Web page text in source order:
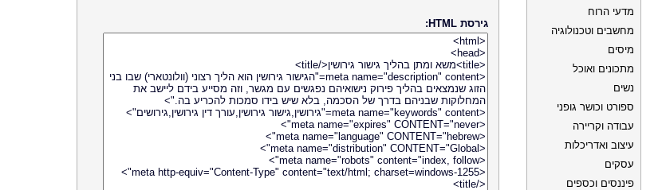
גירסת HTML:
מדעי הרוח
מחשבים וטכנולוגיה
מיסים
מתכונים ואוכל
נשים
ספורט וכושר גופני
עבודה וקריירה
עיצוב ואדריכלות
עסקים
פיננסים וכספים